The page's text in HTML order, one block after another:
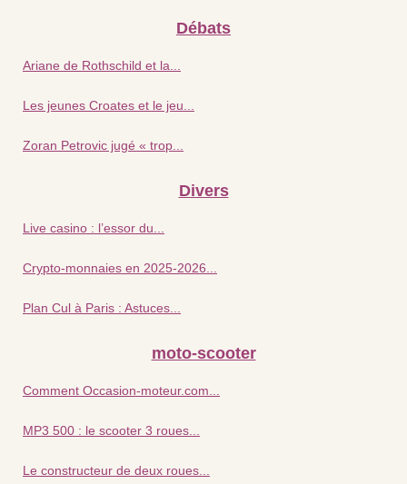
Débats
Ariane de Rothschild et la...
Les jeunes Croates et le jeu...
Zoran Petrovic jugé « trop...
Divers
Live casino : l’essor du...
Crypto-monnaies en 2025-2026...
Plan Cul à Paris : Astuces...
moto-scooter
Comment Occasion-moteur.com...
MP3 500 : le scooter 3 roues...
Le constructeur de deux roues...